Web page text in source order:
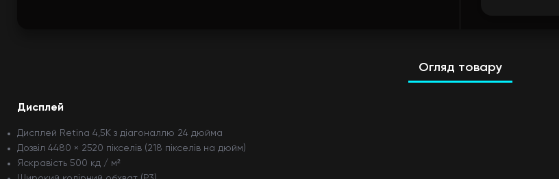
Огляд товару
Дисплей
Дисплей Retina 4,5K з діагоналлю 24 дюйма
Дозвіл 4480 × 2520 пікселів (218 пікселів на дюйм)
Яскравість 500 кд / м²